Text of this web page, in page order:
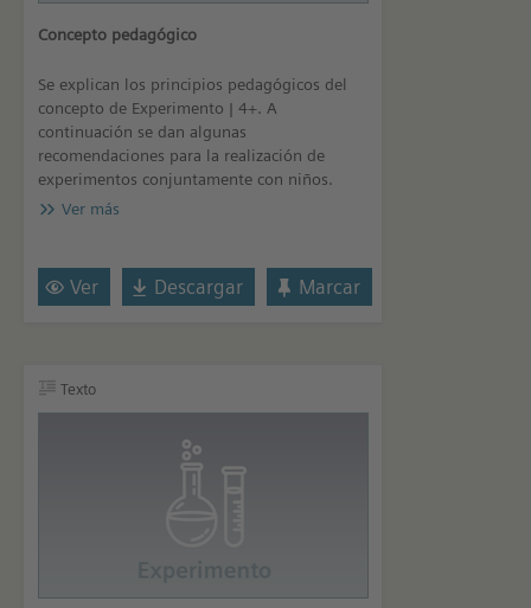
Concepto pedagógico
Se explican los principios pedagógicos del
concepto de Experimento | 4+. A
continuación se dan algunas
recomendaciones para la realización de
experimentos conjuntamente con niños.
Ver más
Ver Descargar Marcar
Texto